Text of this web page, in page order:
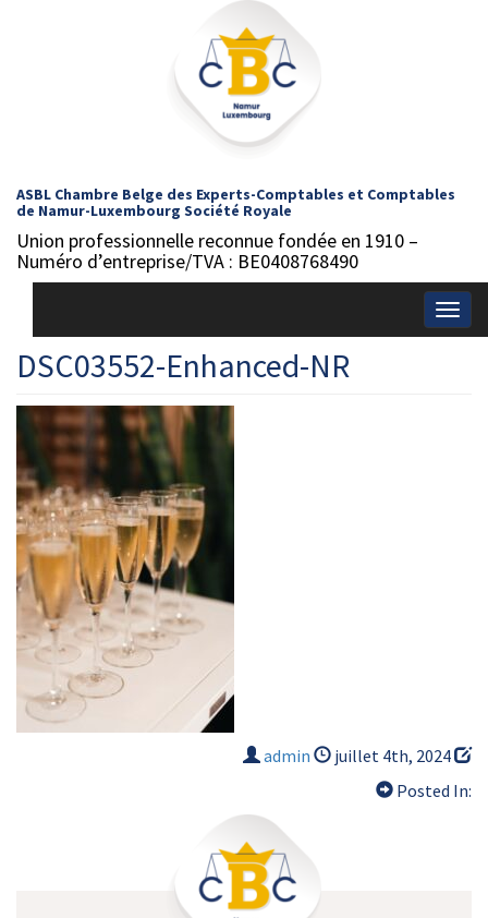
ASBL Chambre Belge des Experts-Comptables et Comptables
de Namur-Luxembourg Société Royale
Union professionnelle reconnue fondée en 1910 –
Numéro d’entreprise/TVA : BE0408768490
DSC03552-Enhanced-NR
admin
juillet 4th, 2024
Posted In: